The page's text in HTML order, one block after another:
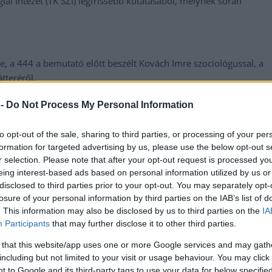
Do Not Process My Personal Information
opt-out of the sale, sharing to third parties, or processing of your
for targeted advertising by us, please use the below opt-out
selection. Please note that after your opt-out request is processed
interest-based ads based on personal information utilized by us
to third parties prior to your opt-out. You may separately
of your personal information by third parties on the IAB’s list of
This information may also be disclosed by us to third parties on the
Participants that may further disclose it to other third parties.
that this website/app uses one or more Google services and may
but not limited to your visit or usage behaviour. You may
to Google and its third-party tags to use your data for below
a 444 a bemutató előtt beszélt Kovách Imre szociológussal, a
annyit lehet kijelenteni, hogy nagyon szoros a verseny”,
a múlt heti Medián által közölt számokhoz, de a TK-
Kiderült például, hogya legtöbb településtípusban a Tisza
vezet, minél nagyobb egy település, annál
ezelőtti álláshoz képest. Ráadásul akkor a kormány csak
ősszel beindult a pénzosztás (anyák szja-kedvezményei,
közötti különbség ennek hatására sem változott meg
meg, látszott volna, ha van érdemi elmozdulás” –
további intézkedéseknek sem lesz jelentős hatásuk a Fidesz